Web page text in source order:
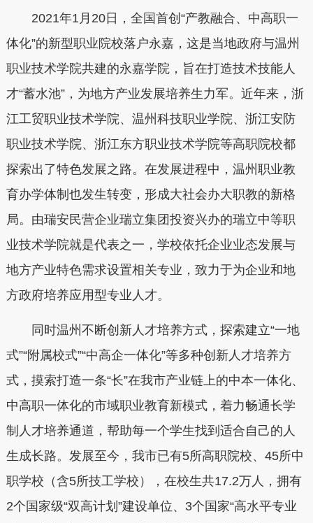
2021年1月20日，全国首创“产教融合、中高职一
体化”的新型职业院校落户永嘉，这是当地政府与温州
职业技术学院共建的永嘉学院，旨在打造技术技能人
才“蓄水池”，为地方产业发展培养生力军。近年来，浙
江工贸职业技术学院、温州科技职业学院、浙江安防
职业技术学院、浙江东方职业技术学院等高职院校都
探索出了特色发展之路。在发展进程中，温州职业教
育办学体制也发生转变，形成大社会办大职教的新格
局。由瑞安民营企业瑞立集团投资兴办的瑞立中等职
业技术学院就是代表之一，学校依托企业业态发展与
地方产业特色需求设置相关专业，致力于为企业和地
方政府培养应用型专业人才。
同时温州不断创新人才培养方式，探索建立“一地
式”“附属校式”“中高企一体化”等多种创新人才培养方
式，摸索打造一条“长”在我市产业链上的中本一体化、
中高职一体化的市域职业教育新模式，着力畅通长学
制人才培养通道，帮助每一个学生找到适合自己的人
生成长路。发展至今，我市已有5所高职院校、45所中
职学校（含5所技工学校），在校生共17.2万人，拥有
2个国家级“双高计划”建设单位、3个国家“高水平专业